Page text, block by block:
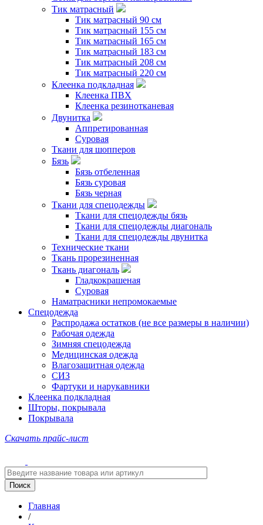
Тик матрасный
Тик матрасный 90 см
Тик матрасный 155 см
Тик матрасный 165 см
Тик матрасный 183 см
Тик матрасный 208 см
Тик матрасный 220 см
Клеенка подкладная
Клеенка ПВХ
Клеенка резинотканевая
Двунитка
Аппретированная
Суровая
Ткани для шопперов
Бязь
Бязь отбеленная
Бязь суровая
Бязь черная
Ткани для спецодежды
Ткани для спецодежды бязь
Ткани для спецодежды диагональ
Ткани для спецодежды двунитка
Технические ткани
Ткань прорезиненная
Ткань диагональ
Гладкокрашеная
Суровая
Наматрасники непромокаемые
Спецодежда
Распродажа остатков (не все размеры в наличии)
Рабочая одежда
Зимняя спецодежда
Медицинская одежда
Влагозащитная одежда
СИЗ
Фартуки и нарукавники
Клеенка подкладная
Шторы, покрывала
Покрывала
Скачать прайс-лист
Главная
/